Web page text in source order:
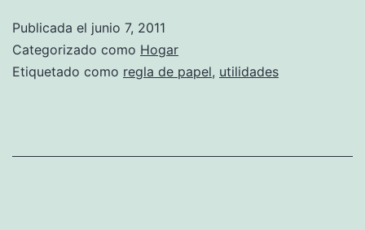
Publicada el junio 7, 2011
Categorizado como Hogar
Etiquetado como regla de papel, utilidades